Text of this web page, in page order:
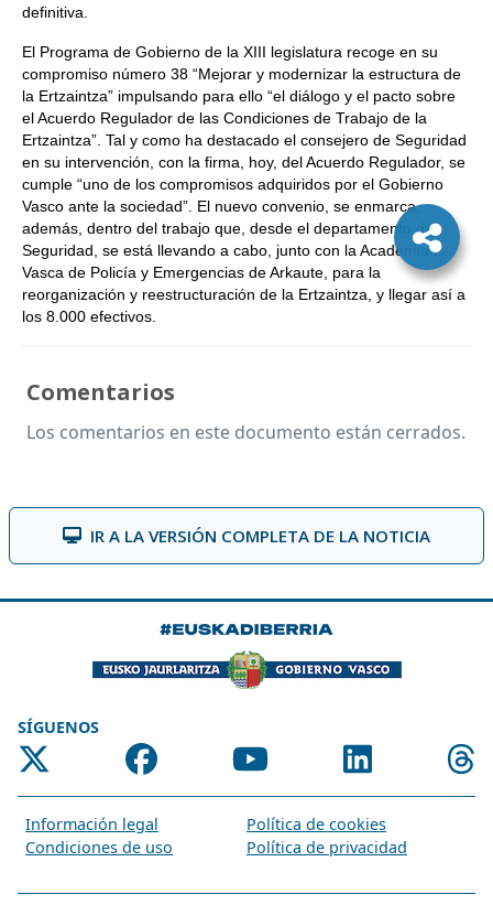
definitiva.
El Programa de Gobierno de la XIII legislatura recoge en su
compromiso número 38 “Mejorar y modernizar la estructura de
la Ertzaintza” impulsando para ello “el diálogo y el pacto sobre
el Acuerdo Regulador de las Condiciones de Trabajo de la
Ertzaintza”. Tal y como ha destacado el consejero de Seguridad
en su intervención, con la firma, hoy, del Acuerdo Regulador, se
cumple “uno de los compromisos adquiridos por el Gobierno
Vasco ante la sociedad”. El nuevo convenio, se enmarca,
además, dentro del trabajo que, desde el departamento de
Seguridad, se está llevando a cabo, junto con la Academia
Vasca de Policía y Emergencias de Arkaute, para la
reorganización y reestructuración de la Ertzaintza, y llegar así a
los 8.000 efectivos.
Comentarios
Los comentarios en este documento están cerrados.
IR A LA VERSIÓN COMPLETA DE LA NOTICIA
SÍGUENOS
Información legal
Política de cookies
Condiciones de uso
Política de privacidad